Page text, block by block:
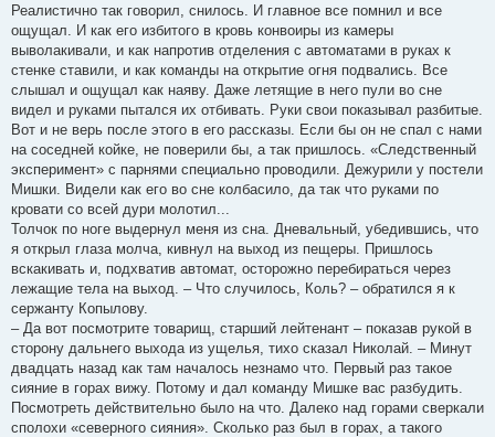
Реалистично так говорил, снилось. И главное все помнил и все
ощущал. И как его избитого в кровь конвоиры из камеры
выволакивали, и как напротив отделения с автоматами в руках к
стенке ставили, и как команды на открытие огня подвались. Все
слышал и ощущал как наяву. Даже летящие в него пули во сне
видел и руками пытался их отбивать. Руки свои показывал разбитые.
Вот и не верь после этого в его рассказы. Если бы он не спал с нами
на соседней койке, не поверили бы, а так пришлось. «Следственный
эксперимент» с парнями специально проводили. Дежурили у постели
Мишки. Видели как его во сне колбасило, да так что руками по
кровати со всей дури молотил...
Толчок по ноге выдернул меня из сна. Дневальный, убедившись, что
я открыл глаза молча, кивнул на выход из пещеры. Пришлось
вскакивать и, подхватив автомат, осторожно перебираться через
лежащие тела на выход. – Что случилось, Коль? – обратился я к
сержанту Копылову.
– Да вот посмотрите товарищ, старший лейтенант – показав рукой в
сторону дальнего выхода из ущелья, тихо сказал Николай. – Минут
двадцать назад как там началось незнамо что. Первый раз такое
сияние в горах вижу. Потому и дал команду Мишке вас разбудить.
Посмотреть действительно было на что. Далеко над горами сверкали
сполохи «северного сияния». Сколько раз был в горах, а такого